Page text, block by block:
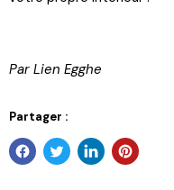
Par Lien Egghe
Partager :